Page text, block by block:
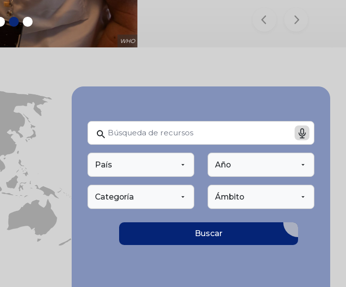
País Año
Categoría Ámbito
Buscar